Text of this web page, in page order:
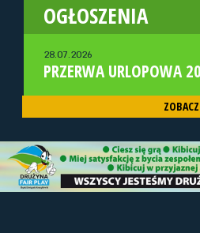
OGŁOSZENIA
28.07.2026
PRZERWA URLOPOWA